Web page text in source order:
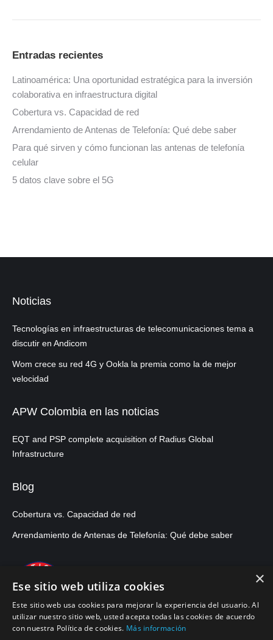
Entradas recientes
Latinoamérica: Una oportunidad estratégica para la inversión
colaborativa en infraestructura digital
Cobertura vs. Capacidad de red
Arrendamiento de Antenas de Telefonía: Qué debe saber
Para qué sirven y cómo funcionan las antenas de telefonía
celular
5 datos clave sobre el 5G
Noticias
Tecnologías en infraestructuras de telecomunicaciones tema a
discutir en Andicom
Wom crece su red 4G y Ookla la premia como la de mejor
velocidad
APW Colombia en las noticias
EQT and PSP complete acquisition of Radius Global
Infrastructure
Blog
Cobertura vs. Capacidad de red
Arrendamiento de Antenas de Telefonía: Qué debe saber
×
Ese sitio web utiliza cookies
Este sitio web usa cookies para mejorar la experiencia del usuario. Al
utilizar nuestro sitio web, usted acepta todas las cookies de acuerdo
con nuestra Política de cookies. Más información